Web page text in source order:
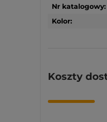
Nr katalogowy:
Kolor:
Koszty